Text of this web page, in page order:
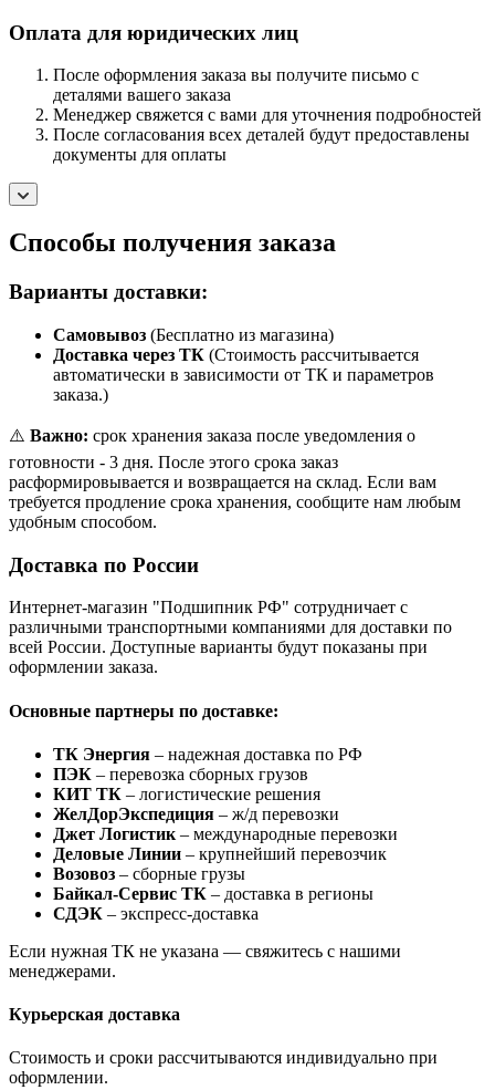
Оплата для юридических лиц
После оформления заказа вы получите письмо с
деталями вашего заказа
Менеджер свяжется с вами для уточнения подробностей
После согласования всех деталей будут предоставлены
документы для оплаты
Способы получения заказа
Варианты доставки:
Самовывоз (Бесплатно из магазина)
Доставка через ТК (Стоимость рассчитывается
автоматически в зависимости от ТК и параметров
заказа.)
⚠️ Важно: срок хранения заказа после уведомления о
готовности - 3 дня. После этого срока заказ
расформировывается и возвращается на склад. Если вам
требуется продление срока хранения, сообщите нам любым
удобным способом.
Доставка по России
Интернет-магазин "Подшипник РФ" сотрудничает с
различными транспортными компаниями для доставки по
всей России. Доступные варианты будут показаны при
оформлении заказа.
Основные партнеры по доставке:
ТК Энергия – надежная доставка по РФ
ПЭК – перевозка сборных грузов
КИТ ТК – логистические решения
ЖелДорЭкспедиция – ж/д перевозки
Джет Логистик – международные перевозки
Деловые Линии – крупнейший перевозчик
Возовоз – сборные грузы
Байкал-Сервис ТК – доставка в регионы
СДЭК – экспресс-доставка
Если нужная ТК не указана — свяжитесь с нашими
менеджерами.
Курьерская доставка
Стоимость и сроки рассчитываются индивидуально при
оформлении.